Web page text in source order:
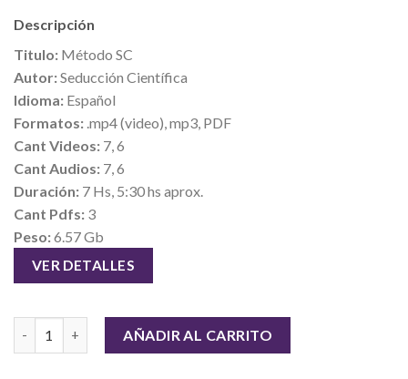
Descripción
Titulo: Método SC
Autor:Seducción Científica
Idioma: Español
Formatos: .mp4 (video), mp3, PDF
Cant Videos: 7, 6
Cant Audios: 7, 6
Duración: 7 Hs, 5:30 hs aprox.
Cant Pdfs: 3
Peso:6.57 Gb
VER DETALLES
Método SC - Seduccion Cientifica cantidad
AÑADIR AL CARRITO